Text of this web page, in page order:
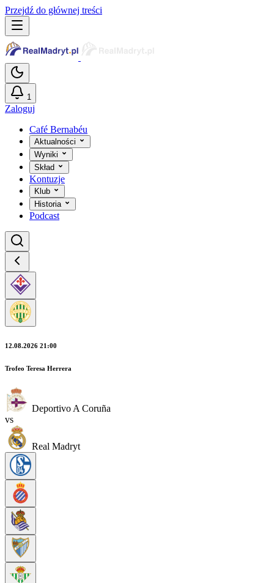
Przejdź do głównej treści
1
Zaloguj
Café Bernabéu
Aktualności
Wyniki
Skład
Kontuzje
Klub
Historia
Podcast
12.08.2026 21:00
Trofeo Teresa Herrera
Deportivo A Coruña
vs
Real Madryt